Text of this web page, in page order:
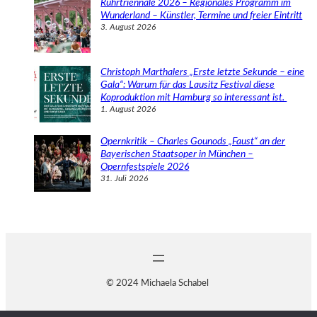
Ruhrtriennale 2026 – Regionales Programm im
Wunderland – Künstler, Termine und freier Eintritt
3. August 2026
Christoph Marthalers „Erste letzte Sekunde – eine
Gala“: Warum für das Lausitz Festival diese
Koproduktion mit Hamburg so interessant ist.
1. August 2026
Opernkritik – Charles Gounods „Faust“ an der
Bayerischen Staatsoper in München –
Opernfestspiele 2026
31. Juli 2026
© 2024 Michaela Schabel